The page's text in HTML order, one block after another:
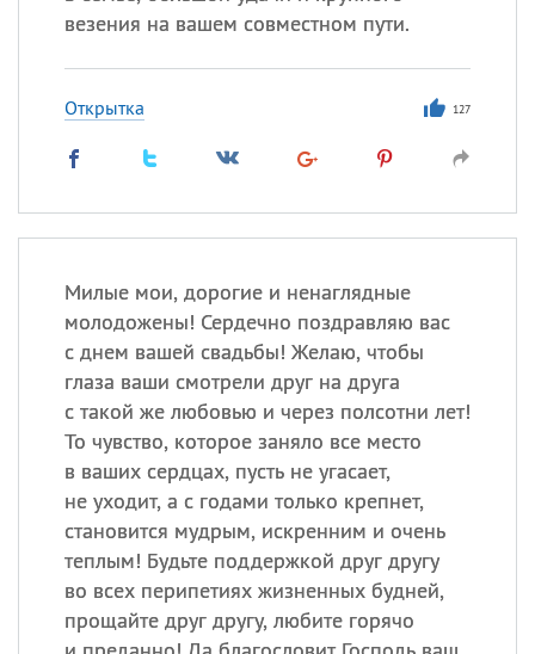
везения на вашем совместном пути.
Открытка 127
Милые мои, дорогие и ненаглядные
молодожены! Сердечно поздравляю вас
с днем вашей свадьбы! Желаю, чтобы
глаза ваши смотрели друг на друга
с такой же любовью и через полсотни лет!
То чувство, которое заняло все место
в ваших сердцах, пусть не угасает,
не уходит, а с годами только крепнет,
становится мудрым, искренним и очень
теплым! Будьте поддержкой друг другу
во всех перипетиях жизненных будней,
прощайте друг другу, любите горячо
Сергей, Теодор,Федор
Посмотреть значениеи